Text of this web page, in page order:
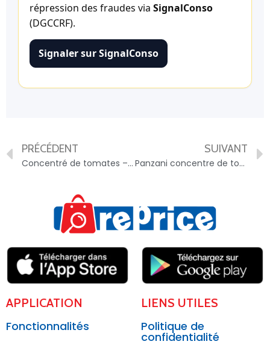
répression des fraudes via SignalConso
(DGCCRF).
Signaler sur SignalConso
PRÉCÉDENT
Concentré de tomates – 8005110005381
SUIVANT
Panzani concentre de tomates sans residu de pesticides 3x70g – 3038359008641
APPLICATION
Fonctionnalités
LIENS UTILES
Politique de
confidentialité